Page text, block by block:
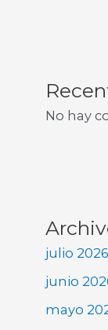
No hay
julio 2026
junio
mayo